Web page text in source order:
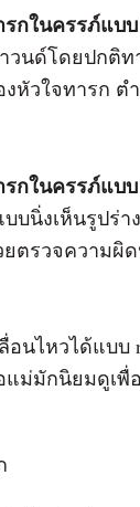
กในครรภ์แบบ
วนด์โดยปกติท
หัวใจทารก ต
กในครรภ์แบบ
บนิ่งเห็นรูปร่
ตรวจความผิด
อนไหวได้แบ
ม่มักนิยมดูเพื่